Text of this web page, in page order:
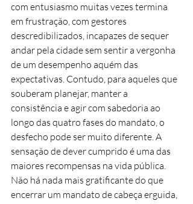
com entusiasmo muitas vezes termina
em frustração, com gestores
descredibilizados, incapazes de sequer
andar pela cidade sem sentir a vergonha
de um desempenho aquém das
expectativas. Contudo, para aqueles que
souberam planejar, manter a
consistência e agir com sabedoria ao
longo das quatro fases do mandato, o
desfecho pode ser muito diferente. A
sensação de dever cumprido é uma das
maiores recompensas na vida pública.
Não há nada mais gratificante do que
encerrar um mandato de cabeça erguida,